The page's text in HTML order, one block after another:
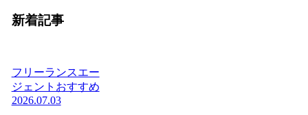
新着記事
フリーランスエー
ジェントおすすめ
2026.07.03